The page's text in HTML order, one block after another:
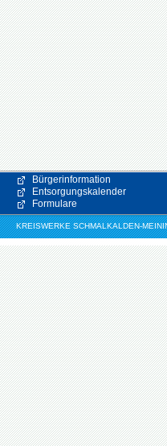
Bürgerinformation
Entsorgungskalender
Formulare
KREISWERKE SCHMALKALDEN-